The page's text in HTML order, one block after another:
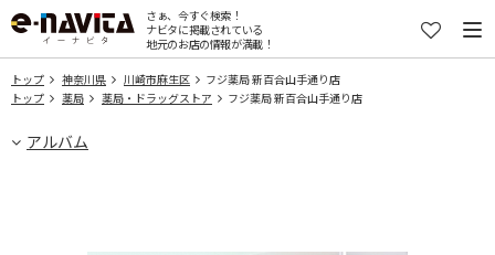
さぁ、今すぐ検索！
ナビタに掲載されている
地元のお店の情報が満載！
トップ 神奈川県 川崎市麻生区
フジ薬局 新百合山手通り店
トップ
薬局 薬局・ドラッグストア フジ薬局 新百合山手通り店
アルバム